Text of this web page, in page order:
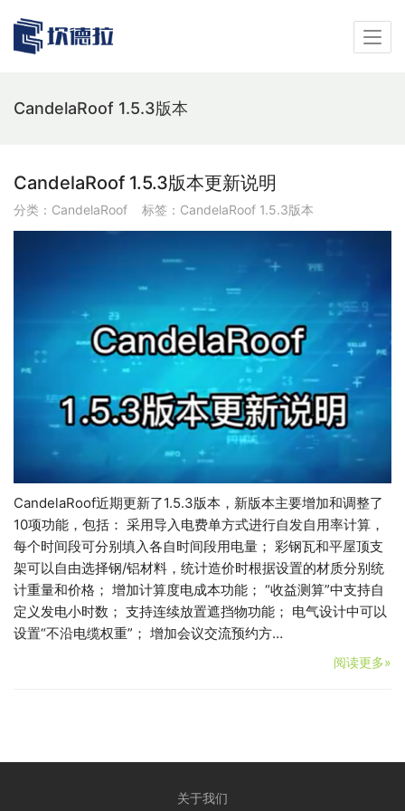
CandelaRoof 1.5.3版本
CandelaRoof 1.5.3版本更新说明
分类： CandelaRoof 标签： CandelaRoof 1.5.3版本
CandelaRoof近期更新了1.5.3版本，新版本主要增加和调整了
10项功能，包括： 采用导入电费单方式进行自发自用率计算，
每个时间段可分别填入各自时间段用电量； 彩钢瓦和平屋顶支
架可以自由选择钢/铝材料，统计造价时根据设置的材质分别统
计重量和价格； 增加计算度电成本功能； “收益测算”中支持自
定义发电小时数； 支持连续放置遮挡物功能； 电气设计中可以
设置“不沿电缆权重”； 增加会议交流预约方…
阅读更多»
关于我们